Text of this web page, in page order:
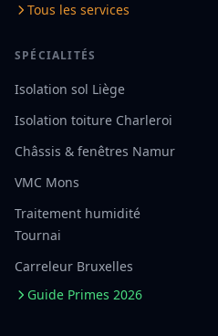
Tous les services
SPÉCIALITÉS
Isolation sol Liège
Isolation toiture Charleroi
Châssis & fenêtres Namur
VMC Mons
Traitement humidité
Tournai
Carreleur Bruxelles
Guide Primes 2026